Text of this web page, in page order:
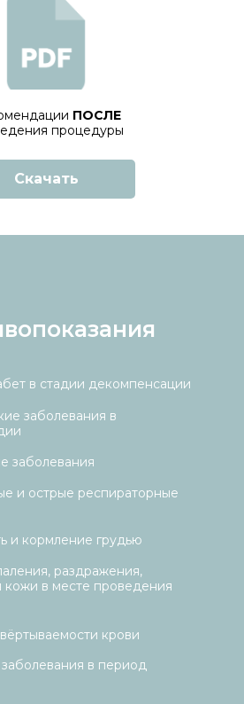
ПОСЛЕ
процедуры
Скачать
раздражения,
в месте проведения
в стадии декомпенсации
заболевания в
и острые респираторные
и кормление грудью
крови
заболевания
в период